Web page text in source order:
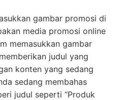
gambar promosi di
media promosi online
memasukkan gambar
judul yang
konten yang sedang
sedang membahas
judul seperti “Produk